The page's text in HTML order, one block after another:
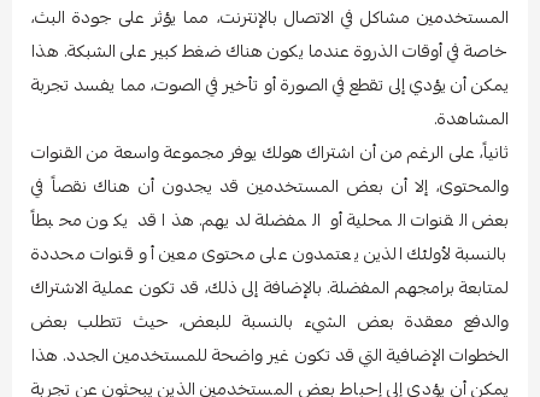
المستخدمين مشاكل في الاتصال بالإنترنت، مما يؤثر على جودة البث،
خاصة في أوقات الذروة عندما يكون هناك ضغط كبير على الشبكة. هذا
يمكن أن يؤدي إلى تقطع في الصورة أو تأخير في الصوت، مما يفسد تجربة
المشاهدة.
ثانياً، على الرغم من أن اشتراك هولك يوفر مجموعة واسعة من القنوات
والمحتوى، إلا أن بعض المستخدمين قد يجدون أن هناك نقصاً في
بعض القنوات المحلية أو المفضلة لديهم. هذا قد يكون محبطاً
بالنسبة لأولئك الذين يعتمدون على محتوى معين أو قنوات محددة
لمتابعة برامجهم المفضلة. بالإضافة إلى ذلك، قد تكون عملية الاشتراك
والدفع معقدة بعض الشيء بالنسبة للبعض، حيث تتطلب بعض
الخطوات الإضافية التي قد تكون غير واضحة للمستخدمين الجدد. هذا
يمكن أن يؤدي إلى إحباط بعض المستخدمين الذين يبحثون عن تجربة